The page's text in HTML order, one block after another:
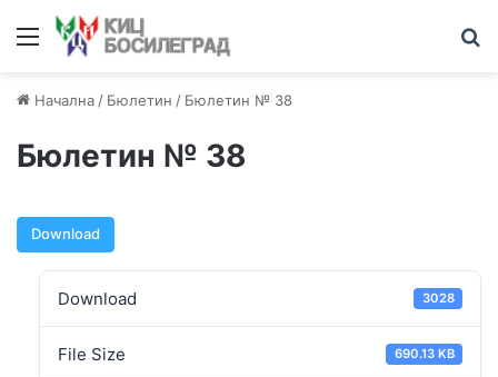
Начална / Бюлетин / Бюлетин № 38
Бюлетин № 38
Download
Download 3028
File Size 690.13 KB